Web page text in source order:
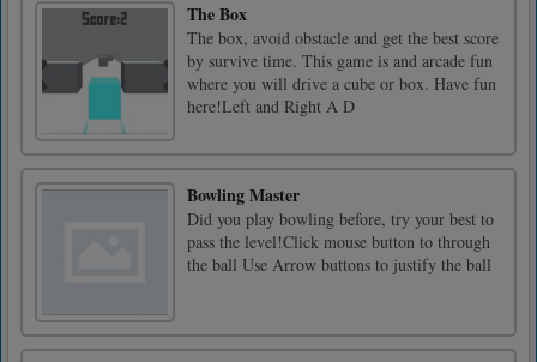
The Box
The box, avoid obstacle and get the best score
by survive time. This game is and arcade fun
where you will drive a cube or box. Have fun
here!Left and Right A D
Bowling Master
Did you play bowling before, try your best to
pass the level!Click mouse button to through
the ball Use Arrow buttons to justify the ball